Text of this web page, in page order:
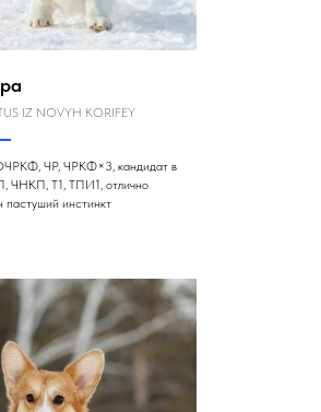
IZ NOVYH KORIFEY
ЧР, ЧРКФ×3, кандидат в
Т1, ТПИ1, отлично
пастуший инстинкт